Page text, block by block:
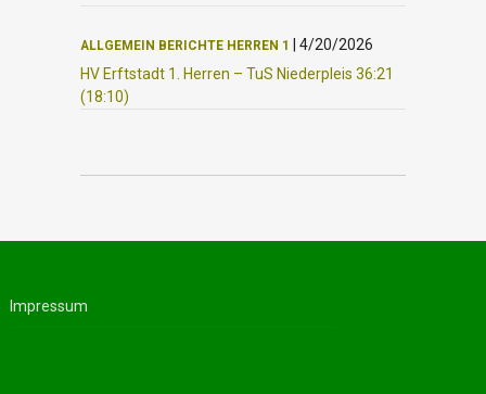
ALLGEMEIN BERICHTE HERREN 1
4/20/2026
HV Erftstadt 1. Herren – TuS Niederpleis 36:21
(18:10)
Impressum